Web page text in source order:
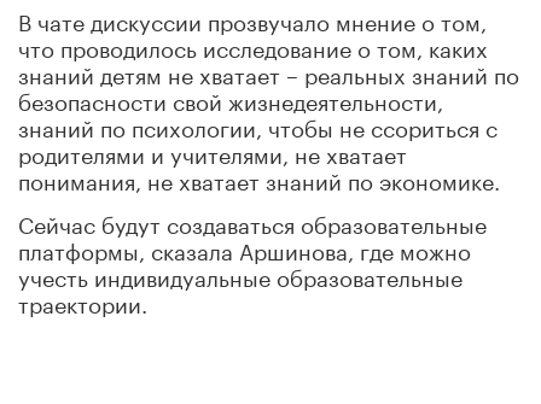
В чате дискуссии прозвучало мнение о том,
что проводилось исследование о том, каких
знаний детям не хватает – реальных знаний по
безопасности свой жизнедеятельности,
знаний по психологии, чтобы не ссориться с
родителями и учителями, не хватает
понимания, не хватает знаний по экономике.
Сейчас будут создаваться образовательные
платформы, сказала Аршинова, где можно
учесть индивидуальные образовательные
траектории.